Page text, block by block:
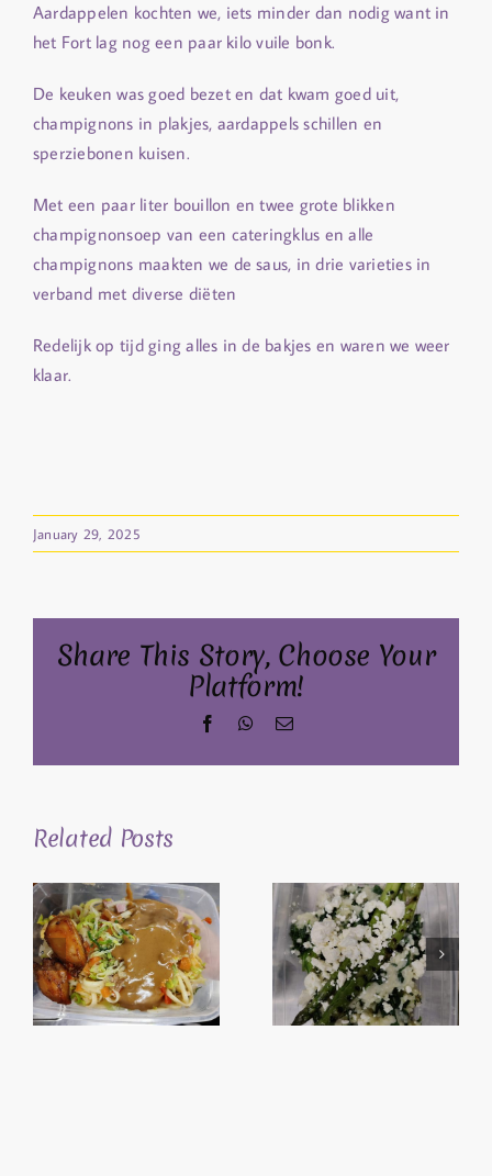
Aardappelen kochten we, iets minder dan nodig want in
het Fort lag nog een paar kilo vuile bonk.
De keuken was goed bezet en dat kwam goed uit,
champignons in plakjes, aardappels schillen en
sperziebonen kuisen.
Met een paar liter bouillon en twee grote blikken
champignonsoep van een cateringklus en alle
champignons maakten we de saus, in drie varieties in
verband met diverse diëten
Redelijk op tijd ging alles in de bakjes en waren we weer
klaar.
January 29, 2025
Share This Story, Choose Your
Platform!
FacebookWhatsApp
Email
Related Posts